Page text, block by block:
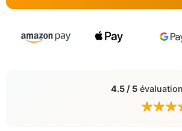
4.5 / 5